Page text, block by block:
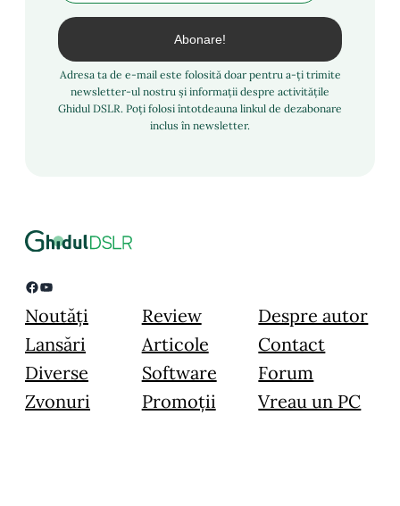
Adresa ta de e-mail este folosită doar pentru a-ți trimite
newsletter-ul nostru și informații despre activitățile
Ghidul DSLR. Poți folosi întotdeauna linkul de dezabonare
inclus în newsletter.
Facebook YouTube
Noutăți
Lansări
Diverse
Zvonuri
Review
Articole
Software
Promoții
Despre autor
Contact
Forum
Vreau un PC